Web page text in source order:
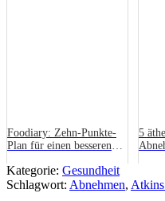
Foodiary: Zehn-Punkte-
Plan für einen besseren
5
Kategorie: Gesundheit
Schlagwort: Abnehmen,